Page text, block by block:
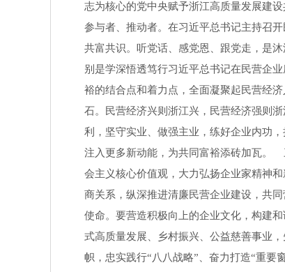
志为核心的党中央赋予浙江高质量发展建
参与者、推动者。在习近平总书记主持召
共富共识。听党话、感党恩、跟党走，是
别是学深悟透笃行习近平总书记在民营企
裕的结合点和着力点，全面凝聚起民营经
石。民营经济兴则浙江兴，民营经济强则
利，坚守实业、做强主业，练好企业内功
注入更多新动能，为共同富裕添砖加瓦。
会主义核心价值观，大力弘扬企业家精神
商关系，纵深推进清廉民营企业建设，共
使命。要营造积极向上的企业文化，构建
式高质量发展、乡村振兴、公益慈善事业
帜，忠实践行“八八战略”、奋力打造“重